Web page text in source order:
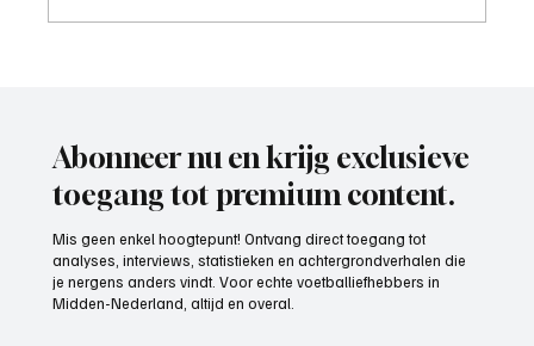
Abonneer nu en krijg exclusieve
toegang tot premium content.
Mis geen enkel hoogtepunt! Ontvang direct toegang tot
analyses, interviews, statistieken en achtergrondverhalen die
je nergens anders vindt. Voor echte voetballiefhebbers in
Midden-Nederland, altijd en overal.